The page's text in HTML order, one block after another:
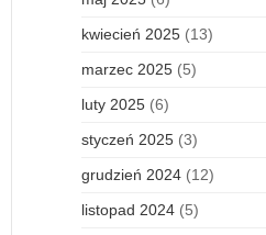
kwiecień 2025 (13)
marzec 2025 (5)
luty 2025 (6)
styczeń 2025 (3)
grudzień 2024 (12)
listopad 2024 (5)